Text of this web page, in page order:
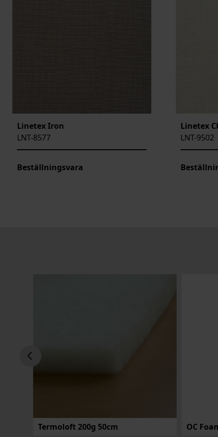
Linetex Iron
LNT-8577
Beställningsvara
Linetex
LNT-9502
Termoloft 200g 50cm OC